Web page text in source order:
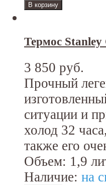
Термос Stanley
3 850 руб.
Прочный
ситуации и
холод 32
также его
Объем: 1,9
Наличие: на